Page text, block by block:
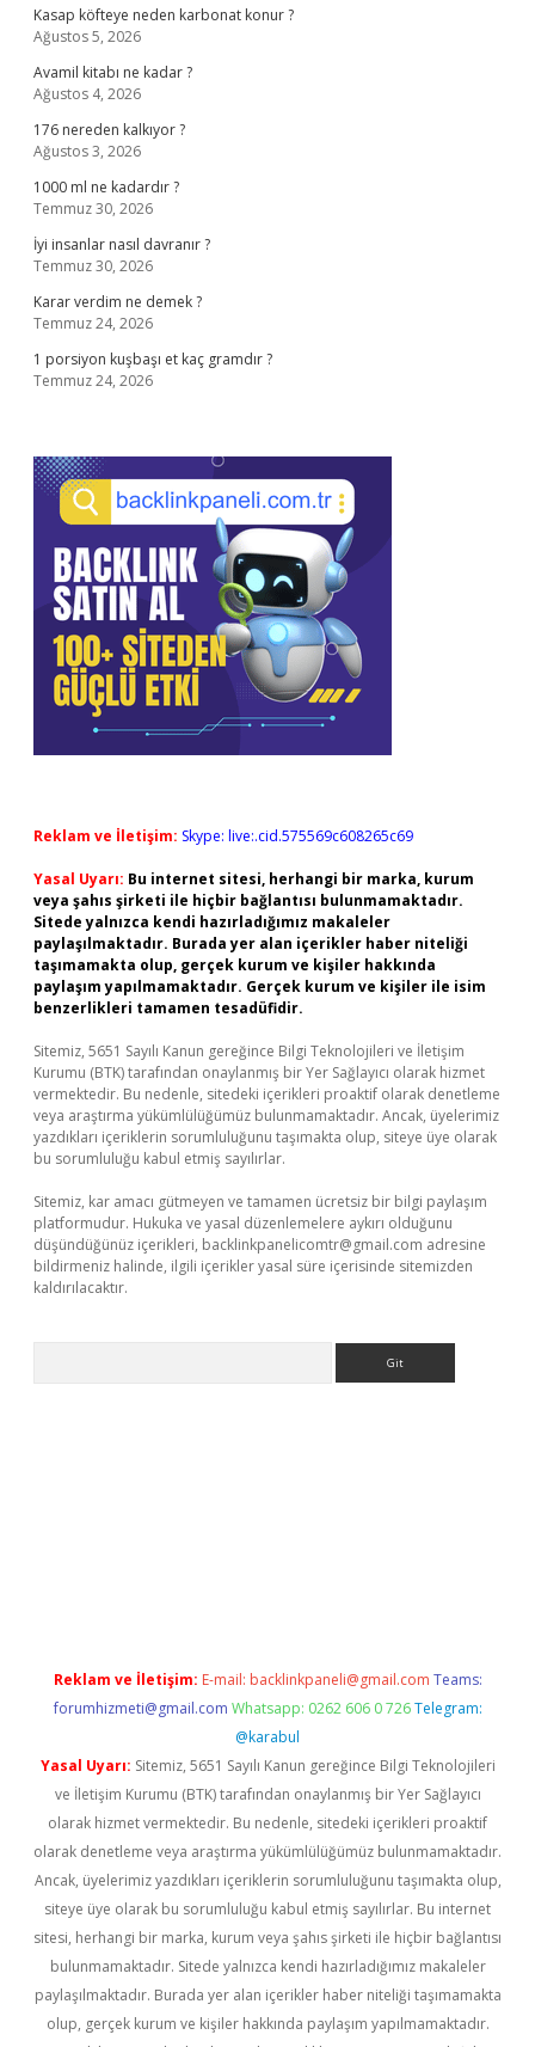
Kasap köfteye neden karbonat konur ?
Ağustos 5, 2026
Avamil kitabı ne kadar ?
Ağustos 4, 2026
176 nereden kalkıyor ?
Ağustos 3, 2026
1000 ml ne kadardır ?
Temmuz 30, 2026
İyi insanlar nasıl davranır ?
Temmuz 30, 2026
Karar verdim ne demek ?
Temmuz 24, 2026
1 porsiyon kuşbaşı et kaç gramdır ?
Temmuz 24, 2026
Reklam ve İletişim: Skype: live:.cid.575569c608265c69
Yasal Uyarı: Bu internet sitesi, herhangi bir marka, kurum
veya şahıs şirketi ile hiçbir bağlantısı bulunmamaktadır.
Sitede yalnızca kendi hazırladığımız makaleler
paylaşılmaktadır. Burada yer alan içerikler haber niteliği
taşımamakta olup, gerçek kurum ve kişiler hakkında
paylaşım yapılmamaktadır. Gerçek kurum ve kişiler ile isim
benzerlikleri tamamen tesadüfidir.
Sitemiz, 5651 Sayılı Kanun gereğince Bilgi Teknolojileri ve İletişim
Kurumu (BTK) tarafından onaylanmış bir Yer Sağlayıcı olarak hizmet
vermektedir. Bu nedenle, sitedeki içerikleri proaktif olarak denetleme
veya araştırma yükümlülüğümüz bulunmamaktadır. Ancak, üyelerimiz
yazdıkları içeriklerin sorumluluğunu taşımakta olup, siteye üye olarak
bu sorumluluğu kabul etmiş sayılırlar.
Sitemiz, kar amacı gütmeyen ve tamamen ücretsiz bir bilgi paylaşım
platformudur. Hukuka ve yasal düzenlemelere aykırı olduğunu
düşündüğünüz içerikleri, backlinkpanelicomtr@gmail.com adresine
bildirmeniz halinde, ilgili içerikler yasal süre içerisinde sitemizden
kaldırılacaktır.
Reklam ve İletişim: E-mail: backlinkpaneli@gmail.com Teams:
forumhizmeti@gmail.com Whatsapp: 0262 606 0 726 Telegram:
@karabul
Yasal Uyarı: Sitemiz, 5651 Sayılı Kanun gereğince Bilgi Teknolojileri
ve İletişim Kurumu (BTK) tarafından onaylanmış bir Yer Sağlayıcı
olarak hizmet vermektedir. Bu nedenle, sitedeki içerikleri proaktif
olarak denetleme veya araştırma yükümlülüğümüz bulunmamaktadır.
Ancak, üyelerimiz yazdıkları içeriklerin sorumluluğunu taşımakta olup,
siteye üye olarak bu sorumluluğu kabul etmiş sayılırlar. Bu internet
sitesi, herhangi bir marka, kurum veya şahıs şirketi ile hiçbir bağlantısı
bulunmamaktadır. Sitede yalnızca kendi hazırladığımız makaleler
paylaşılmaktadır. Burada yer alan içerikler haber niteliği taşımamakta
olup, gerçek kurum ve kişiler hakkında paylaşım yapılmamaktadır.